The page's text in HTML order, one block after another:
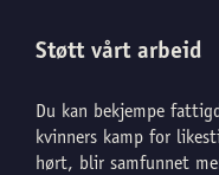
Støtt vårt arbeid
Du kan bekjempe
kvinners kamp for
hørt, blir samfunnet